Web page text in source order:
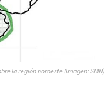
la región noroeste (Imagen: SMN)